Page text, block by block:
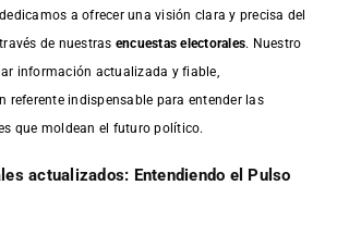
a ofrecer una visión clara y precisa del
de nuestras encuestas electorales. Nuestro
información actualizada y fiable,
referente indispensable para entender las
que moldean el futuro político.
actualizados: Entendiendo el Pulso